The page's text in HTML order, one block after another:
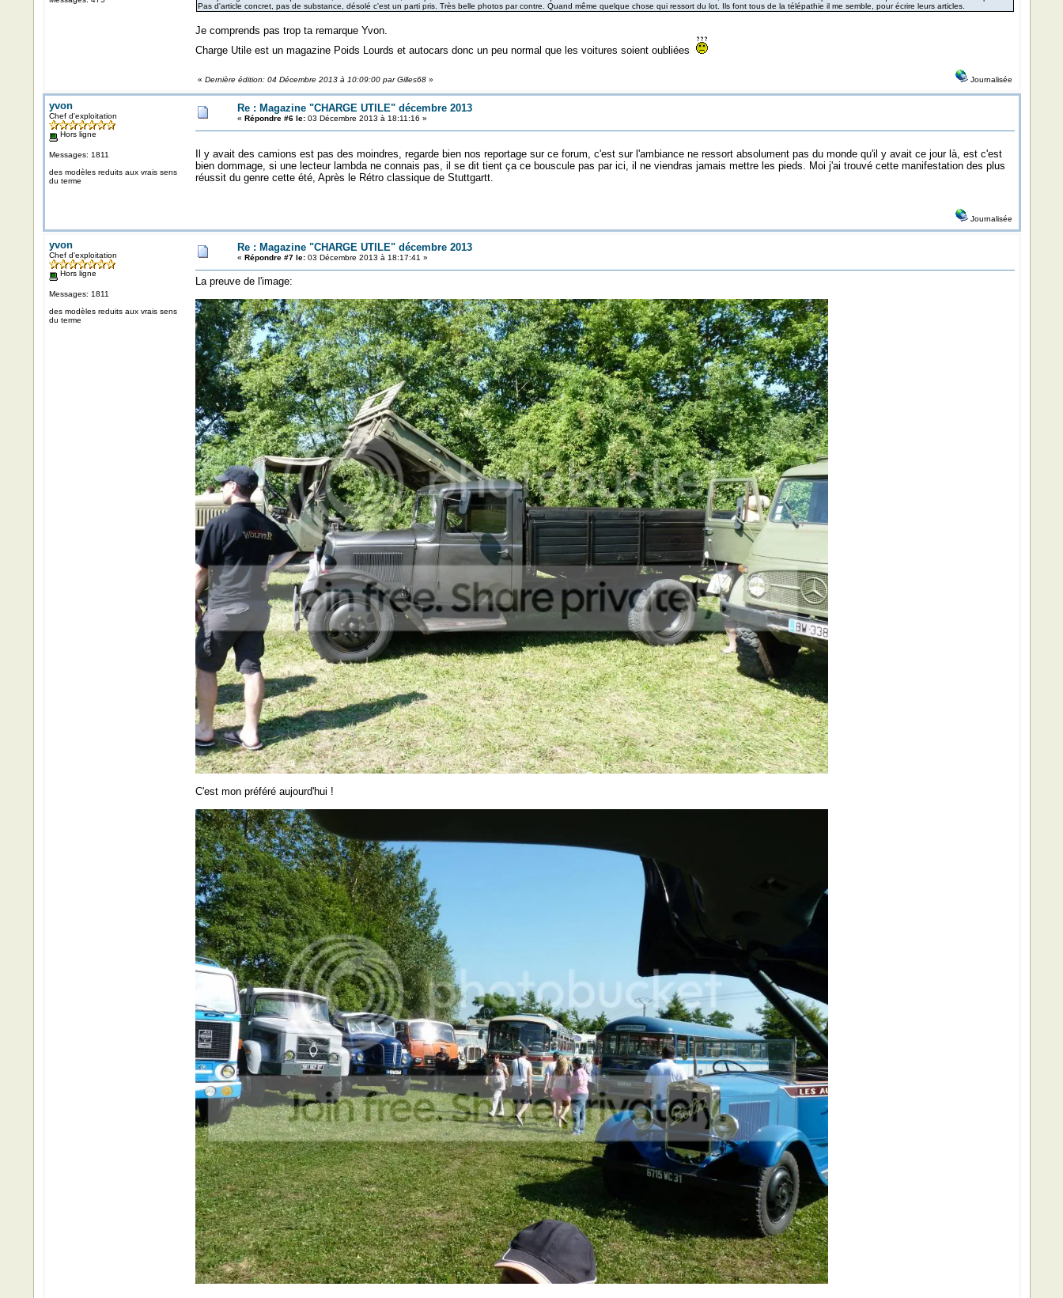
Pas d'article concret, pas de substance, désolé c'est un parti pris. Très belle photos par contre. Quand même quelque chose qui ressort du lot. Ils font tous de la télépathie il me semble, pour écrire leurs articles.
Je comprends pas trop ta remarque Yvon.
Charge Utile est un magazine Poids Lourds et autocars donc un peu normal que les voitures soient oubliées
« Dernière édition: 04 Décembre 2013 à 10:09:00 par Gilles68» Journalisée
yvon
Chef d'exploitation
Hors ligne
Messages: 1811
des modèles reduits aux vrais sens
du terme
Re : Magazine "CHARGE UTILE" décembre 2013
« Répondre #6 le:03 Décembre 2013 à 18:11:16 »
Il y avait des camions est pas des moindres, regarde bien nos reportage sur ce forum, c'est sur l'ambiance ne ressort absolument pas du monde qu'il y avait ce jour là, est c'est
bien dommage, si une lecteur lambda ne connais pas, il se dit tient ça ce bouscule pas par ici, il ne viendras jamais mettre les pieds. Moi j'ai trouvé cette manifestation des plus
réussit du genre cette été, Après le Rétro classique de Stuttgartt.
Journalisée
yvon
Chef d'exploitation
Hors ligne
Messages: 1811
des modèles reduits aux vrais sens
du terme
Re : Magazine "CHARGE UTILE" décembre 2013
« Répondre #7 le:03 Décembre 2013 à 18:17:41 »
La preuve de l'image:
C'est mon préféré aujourd'hui !